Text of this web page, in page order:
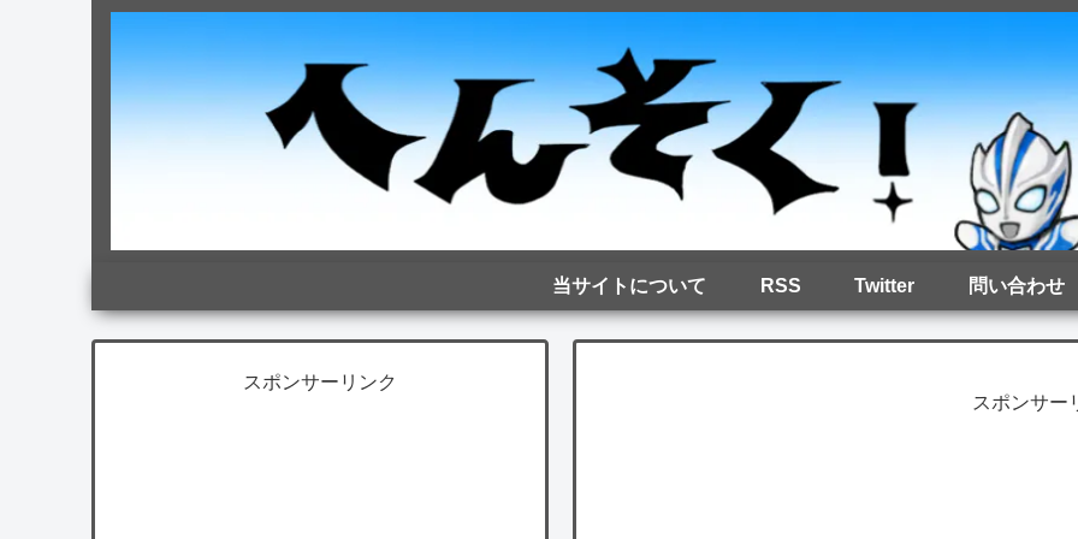
当サイトについて RSS Twitter 問い合わせ
スポンサー
スポンサーリンク